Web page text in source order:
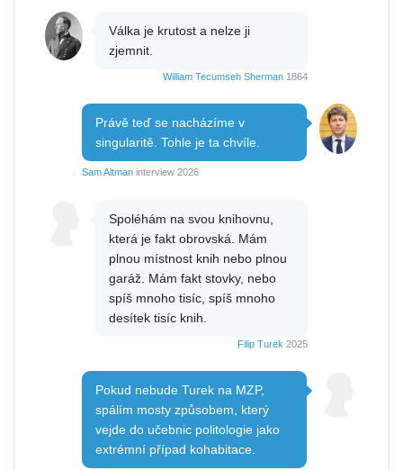
Válka je krutost a nelze ji
zjemnit.
William Tecumseh Sherman 1864
Právě teď se nacházíme v
singularitě. Tohle je ta chvíle.
Sam Altman interview 2026
Spoléhám na svou knihovnu,
která je fakt obrovská. Mám
plnou místnost knih nebo plnou
garáž. Mám fakt stovky, nebo
spíš mnoho tisíc, spíš mnoho
desítek tisíc knih.
Filip Turek 2025
Pokud nebude Turek na MZP,
spálím mosty způsobem, který
vejde do učebnic politologie jako
extrémní případ kohabitace.